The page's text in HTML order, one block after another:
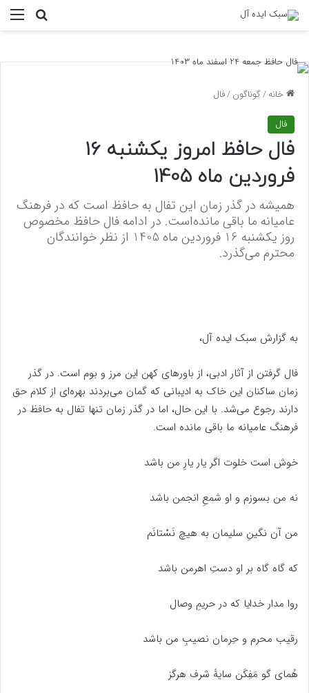
خانه/گوناگون/فال
فال
فال حافظ امروز یکشنبه 16
فروردین ماه 1405
همیشه در گذر زمان این تفال به حافظ است که در فرهنگ
عامیانه ما باقی مانده‌است. در ادامه فال حافظ مخصوص
روز یکشنبه 16 فروردین ماه 1405 از نظر خوانندگان
محترم می‌گذرد.
به گزارش سبک ایده آل،
فال گرفتن از آثار ادبی، از باور‌های کهن این مرز و بوم است. در گذر
زمان ساکنان این خاک به ادیبانی که گمان می‌بردند بهره‌ای از کلام حق
دارند رجوع می‌شد. با این حال، اما در گذر زمان تنها تفال به حافظ در
فرهنگ عامیانه ما باقی مانده است.
خوش است خلوت اگر یار یارِ من باشد
نه من بسوزم و او شمعِ انجمن باشد
من آن نگینِ سلیمان به هیچ نَسْتانَم
که گاه گاه بر او دستِ اهرمن باشد
روا مدار خدایا که در حریمِ وصال
رقیب محرم و حِرمان نصیبِ من باشد
هُمای گو مَفِکَن سایهٔ شرف هرگز